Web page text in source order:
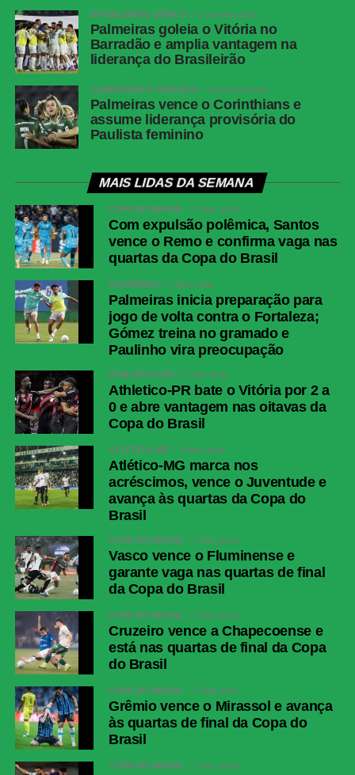
BRASILEIRÃO SÉRIE A 1 semana atrás
Palmeiras goleia o Vitória no
Barradão e amplia vantagem na
liderança do Brasileirão
CAMPEONATO PAULISTA 1 semana atrás
Palmeiras vence o Corinthians e
assume liderança provisória do
Paulista feminino
MAIS LIDAS DA SEMANA
COPA DO BRASIL 4 dias atrás
Com expulsão polêmica, Santos
vence o Remo e confirma vaga nas
quartas da Copa do Brasil
PALMEIRAS 5 dias atrás
Palmeiras inicia preparação para
jogo de volta contra o Fortaleza;
Gómez treina no gramado e
Paulinho vira preocupação
ATHLETICO-PR 5 dias atrás
Athletico-PR bate o Vitória por 2 a
0 e abre vantagem nas oitavas da
Copa do Brasil
ATLÉTICO-MG 4 dias atrás
Atlético-MG marca nos
acréscimos, vence o Juventude e
avança às quartas da Copa do
Brasil
COPA DO BRASIL 3 dias atrás
Vasco vence o Fluminense e
garante vaga nas quartas de final
da Copa do Brasil
COPA DO BRASIL 3 dias atrás
Cruzeiro vence a Chapecoense e
está nas quartas de final da Copa
do Brasil
COPA DO BRASIL 3 dias atrás
Grêmio vence o Mirassol e avança
às quartas de final da Copa do
Brasil
COPA DO BRASIL 3 dias atrás